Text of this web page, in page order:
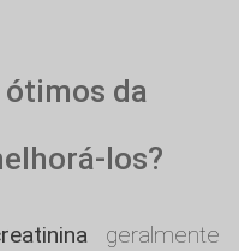
ótimos da
los?
geralmente